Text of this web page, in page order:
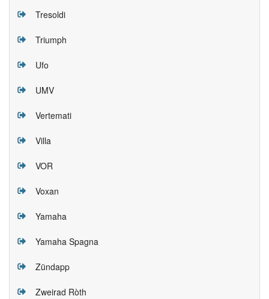
Tresoldi
Triumph
Ufo
UMV
Vertemati
Villa
VOR
Voxan
Yamaha
Yamaha Spagna
Zündapp
Zweirad Ròth